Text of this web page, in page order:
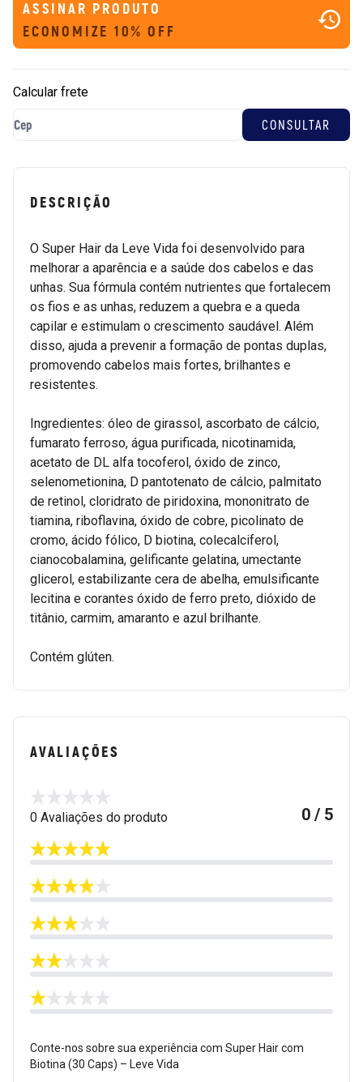
ASSINAR PRODUTO
ECONOMIZE 10% OFF
Calcular frete
DESCRIÇÃO
O Super Hair da Leve Vida foi desenvolvido para
melhorar a aparência e a saúde dos cabelos e das
unhas. Sua fórmula contém nutrientes que fortalecem
os fios e as unhas, reduzem a quebra e a queda
capilar e estimulam o crescimento saudável. Além
disso, ajuda a prevenir a formação de pontas duplas,
promovendo cabelos mais fortes, brilhantes e
resistentes.
Ingredientes: óleo de girassol, ascorbato de cálcio,
fumarato ferroso, água purificada, nicotinamida,
acetato de DL alfa tocoferol, óxido de zinco,
selenometionina, D pantotenato de cálcio, palmitato
de retinol, cloridrato de piridoxina, mononitrato de
tiamina, riboflavina, óxido de cobre, picolinato de
cromo, ácido fólico, D biotina, colecalciferol,
cianocobalamina, gelificante gelatina, umectante
glicerol, estabilizante cera de abelha, emulsificante
lecitina e corantes óxido de ferro preto, dióxido de
titânio, carmim, amaranto e azul brilhante.
Contém glúten.
AVALIAÇÕES
0 Avaliações do produto 0 / 5
Conte-nos sobre sua experiência com Super Hair com
Biotina (30 Caps) – Leve Vida